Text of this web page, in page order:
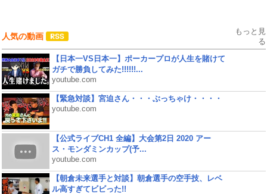
人気の動画
もっと見
る
【日本一VS日本一】ポーカープロが人生を賭けて
ガチで勝負してみた!!!!!!...
youtube.com
【緊急対談】宮迫さん・・・ぶっちゃけ・・・・
youtube.com
【公式ライブCH1 全編】大会第2日 2020 アー
ス・モンダミンカップ(予...
youtube.com
【朝倉未来選手と対談】朝倉選手の空手技、レベ
ル高すぎてビビった!!